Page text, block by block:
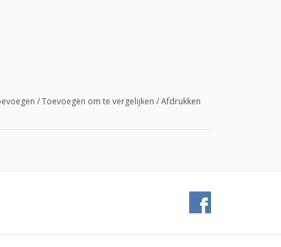
/Toevoegen om te vergelijken /Afdrukken